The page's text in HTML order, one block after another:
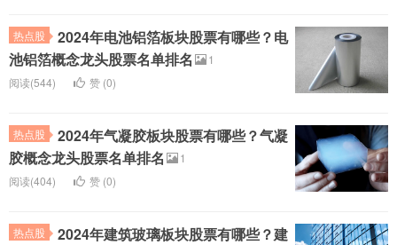
热点股
2024年电池铝箔板块股票有哪些？电
池铝箔概念龙头股票名单排名
1
阅读(544)
赞 (0)
热点股
2024年气凝胶板块股票有哪些？气凝
胶概念龙头股票名单排名
1
阅读(404)
赞 (0)
热点股
2024年建筑玻璃板块股票有哪些？建